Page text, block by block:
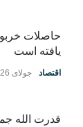
یافته است
اقتصاد جولای 26, 2023
قدرت الله